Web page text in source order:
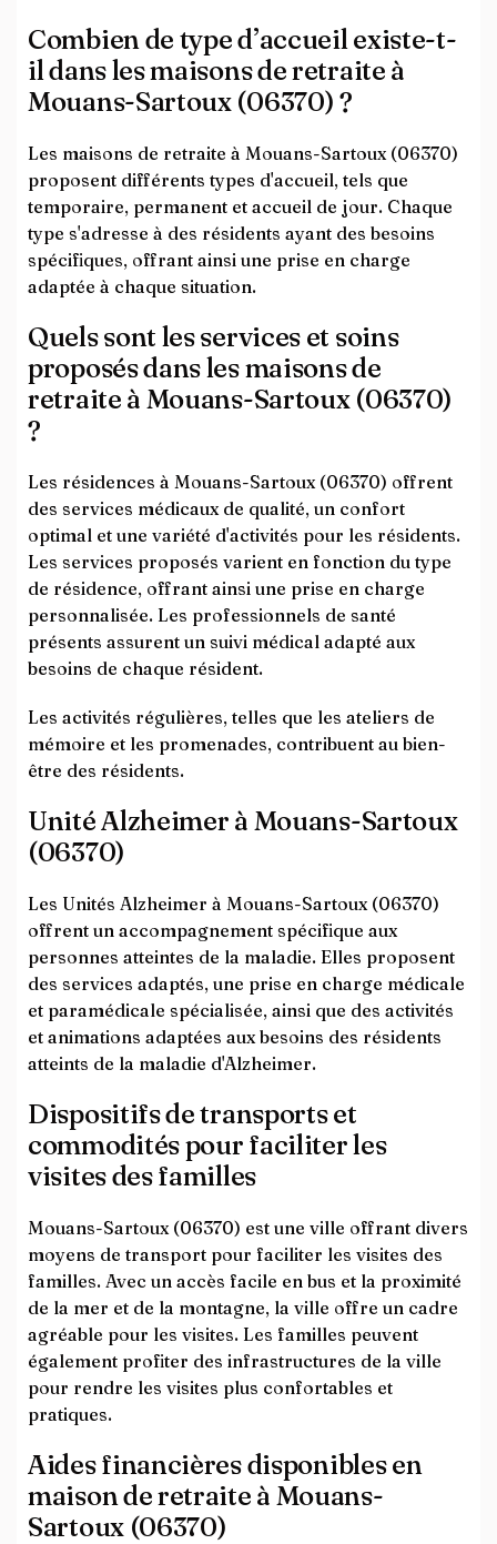
Combien de type d’accueil existe-t-
il dans les maisons de retraite à
Mouans-Sartoux (06370) ?
Les maisons de retraite à Mouans-Sartoux (06370)
proposent différents types d'accueil, tels que
temporaire, permanent et accueil de jour. Chaque
type s'adresse à des résidents ayant des besoins
spécifiques, offrant ainsi une prise en charge
adaptée à chaque situation.
Quels sont les services et soins
proposés dans les maisons de
retraite à Mouans-Sartoux (06370)
?
Les résidences à Mouans-Sartoux (06370) offrent
des services médicaux de qualité, un confort
optimal et une variété d'activités pour les résidents.
Les services proposés varient en fonction du type
de résidence, offrant ainsi une prise en charge
personnalisée. Les professionnels de santé
présents assurent un suivi médical adapté aux
besoins de chaque résident.
Les activités régulières, telles que les ateliers de
mémoire et les promenades, contribuent au bien-
être des résidents.
Unité Alzheimer à Mouans-Sartoux
(06370)
Les Unités Alzheimer à Mouans-Sartoux (06370)
offrent un accompagnement spécifique aux
personnes atteintes de la maladie. Elles proposent
des services adaptés, une prise en charge médicale
et paramédicale spécialisée, ainsi que des activités
et animations adaptées aux besoins des résidents
atteints de la maladie d'Alzheimer.
Dispositifs de transports et
commodités pour faciliter les
visites des familles
Mouans-Sartoux (06370) est une ville offrant divers
moyens de transport pour faciliter les visites des
familles. Avec un accès facile en bus et la proximité
de la mer et de la montagne, la ville offre un cadre
agréable pour les visites. Les familles peuvent
également profiter des infrastructures de la ville
pour rendre les visites plus confortables et
pratiques.
Aides financières disponibles en
maison de retraite à Mouans-
Sartoux (06370)